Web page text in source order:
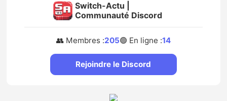
Switch-Actu |
Communauté Discord
👥 Membres :205🟢 En ligne :14
Rejoindre le Discord